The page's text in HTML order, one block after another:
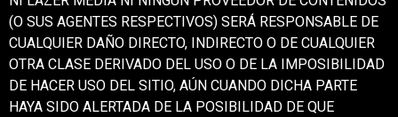
(O SUS AGENTES RESPECTIVOS) SERÁ RESPONSABLE DE
CUALQUIER DAÑO DIRECTO, INDIRECTO O DE CUALQUIER
OTRA CLASE DERIVADO DEL USO O DE LA IMPOSIBILIDAD
DE HACER USO DEL SITIO, AÚN CUANDO DICHA PARTE
HAYA SIDO ALERTADA DE LA POSIBILIDAD DE QUE